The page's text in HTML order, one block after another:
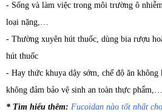
- Sống và làm việc trong môi trường ô
loại nặng,…
- Thường xuyên hút thuốc, dùng bia rượu
hút thuốc
- Hay thức khuya dậy sớm, chế độ ăn không
không đảm bảo vệ sinh an toàn thực phẩm,…
* Tìm hiểu thêm: Fucoidan nào tốt nhất